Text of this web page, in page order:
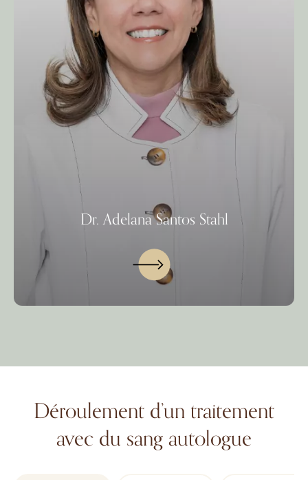
Dr. Adelana Santos Stahl
Déroulement d’un traitement
avec du sang autologue